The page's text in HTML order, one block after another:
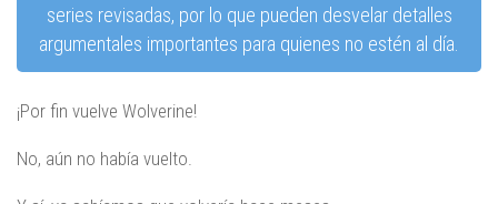
series revisadas, por lo que pueden desvelar detalles
argumentales importantes para quienes no estén al día.
¡Por fin vuelve Wolverine!
No, aún no había vuelto.